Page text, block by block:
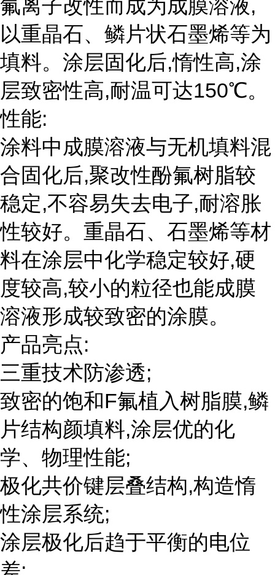
氟离子改性而成为成膜溶液,
以重晶石、鳞片状石墨烯等为
填料。涂层固化后,惰性高,涂
层致密性高,耐温可达150℃。
性能:
涂料中成膜溶液与无机填料混
合固化后,聚改性酚氟树脂较
稳定,不容易失去电子,耐溶胀
性较好。重晶石、石墨烯等材
料在涂层中化学稳定较好,硬
度较高,较小的粒径也能成膜
溶液形成较致密的涂膜。
产品亮点:
三重技术防渗透;
致密的饱和F氟植入树脂膜,鳞
片结构颜填料,涂层优的化
学、物理性能;
极化共价键层叠结构,构造惰
性涂层系统;
涂层极化后趋于平衡的电位
差;